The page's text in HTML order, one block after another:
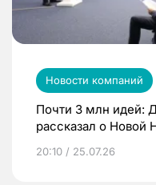
Новости компаний
Почти 3 млн идей:
рассказал о Новой
20:10 / 25.07.26